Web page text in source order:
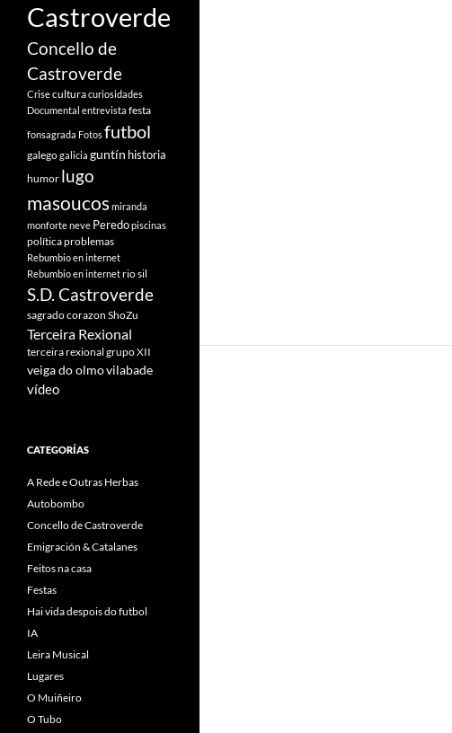
Castroverde
Concello de
Castroverde
Criseculturacuriosidades
Documental entrevista festa
fonsagrada Fotosfutbol
galegogalicia guntín historia
humor lugo
masoucosmiranda
monforteneve Peredopiscinas
políticaproblemas
Rebumbio en internet
Rebumbio en internetrio sil
S.D. Castroverde
sagrado corazon ShoZu
Terceira Rexional
terceira rexional grupo XII
veiga do olmovilabade
vídeo
CATEGORÍAS
A Rede e Outras Herbas
Autobombo
Concello de Castroverde
Emigración & Catalanes
Feitos na casa
Festas
Hai vida despois do futbol
IA
Leira Musical
Lugares
O Muiñeiro
O Tubo